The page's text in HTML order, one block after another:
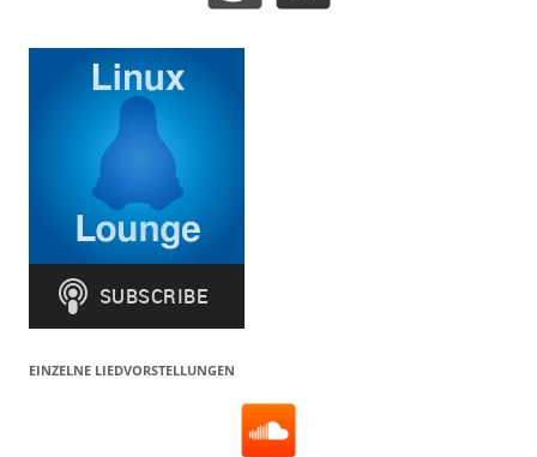
EINZELNE LIEDVORSTELLUNGEN